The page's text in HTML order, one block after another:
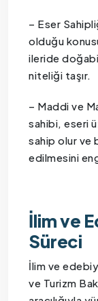
– Eser
olduğu
ileride
niteliği taşır.
– Maddi ve
sahibi, eseri
sahip olur ve
edilmesini
İlim ve
Süreci
İlim ve
ve Turizm